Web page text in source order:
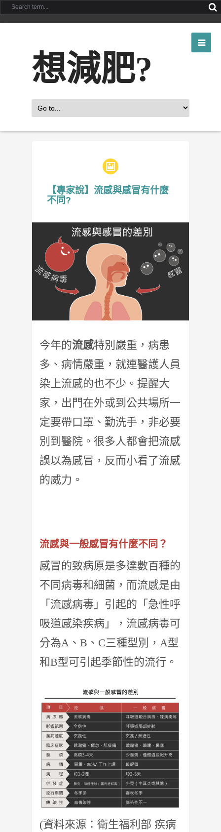
想減肥?
【專家說】流感與感冒有什麼
不同?
今年的流感特別嚴重，病患
多、病情嚴重，就連醫護人員
染上流感的也不少。提醒大
家，出門在外或到公共場所一
定要帶口罩、勤洗手，非必要
別到醫院。很多人都會把流感
誤以為感冒，反而小看了流感
的威力。
流感與一般感冒有什麼不同？
感冒的致病原是多達數百種的
不同病毒和細菌，而流感是由
「流感病毒」引起的「急性呼
吸道感染疾病」，流感病毒可
分為A、B、C三種型別，A型
和B型可引起季節性的流行。
(資料來源：衛生福利部 疾病